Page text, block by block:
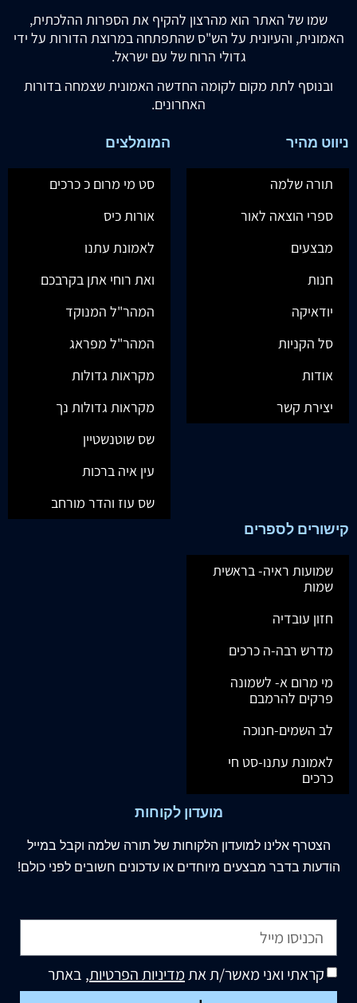
שמו של האתר הוא מהרצון להקיף את הספרות ההלכתית,
האמונית, והעיונית על הש"ס שהתפתחה במרוצת הדורות על ידי
גדולי הרוח של עם ישראל.
ובנוסף לתת מקום לקומה החדשה האמונית שצמחה בדורות
האחרונים.
ניווט מהיר
תורה שלמה
ספרי הוצאה לאור
מבצעים
חנות
יודאיקה
סל הקניות
אודות
יצירת קשר
המומלצים
סט מי מרום כ כרכים
אורות כיס
לאמונת עתנו
ואת רוחי אתן בקרבכם
המהר"ל המנוקד
המהר"ל מפראג
מקראות גדולות
מקראות גדולות נך
שס שוטנשטיין
עין איה ברכות
שס עוז והדר מורחב
קישורים לספרים
שמועות ראיה- בראשית
שמות
חזון עובדיה
מדרש רבה-ה כרכים
מי מרום א- לשמונה
פרקים להרמבם
לב השמים-חנוכה
לאמונת עתנו-סט חי
כרכים
מועדון לקוחות
הצטרף אלינו למועדון הלקוחות של תורה שלמה וקבל במייל
הודעות בדבר מבצעים מיוחדים או עדכונים חשובים לפני כולם!
קראתי ואני מאשר/ת אתמדיניות הפרטיות, באתר